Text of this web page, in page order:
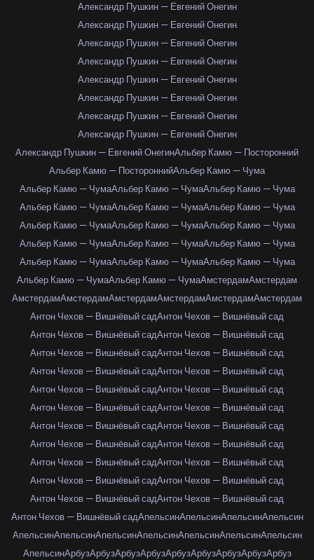
Александр Пушкин — Евгений Онегин
Александр Пушкин — Евгений Онегин
Александр Пушкин — Евгений Онегин
Александр Пушкин — Евгений Онегин
Александр Пушкин — Евгений Онегин
Александр Пушкин — Евгений Онегин
Александр Пушкин — Евгений Онегин
Александр Пушкин — Евгений Онегин
Александр Пушкин — Евгений ОнегинАльбер Камю — Посторонний
Альбер Камю — ПостороннийАльбер Камю — Чума
Альбер Камю — ЧумаАльбер Камю — ЧумаАльбер Камю — Чума
Альбер Камю — ЧумаАльбер Камю — ЧумаАльбер Камю — Чума
Альбер Камю — ЧумаАльбер Камю — ЧумаАльбер Камю — Чума
Альбер Камю — ЧумаАльбер Камю — ЧумаАльбер Камю — Чума
Альбер Камю — ЧумаАльбер Камю — ЧумаАльбер Камю — Чума
Альбер Камю — ЧумаАльбер Камю — ЧумаАмстердамАмстердам
АмстердамАмстердамАмстердамАмстердамАмстердамАмстердам
Антон Чехов — Вишнёвый садАнтон Чехов — Вишнёвый сад
Антон Чехов — Вишнёвый садАнтон Чехов — Вишнёвый сад
Антон Чехов — Вишнёвый садАнтон Чехов — Вишнёвый сад
Антон Чехов — Вишнёвый садАнтон Чехов — Вишнёвый сад
Антон Чехов — Вишнёвый садАнтон Чехов — Вишнёвый сад
Антон Чехов — Вишнёвый садАнтон Чехов — Вишнёвый сад
Антон Чехов — Вишнёвый садАнтон Чехов — Вишнёвый сад
Антон Чехов — Вишнёвый садАнтон Чехов — Вишнёвый сад
Антон Чехов — Вишнёвый садАнтон Чехов — Вишнёвый сад
Антон Чехов — Вишнёвый садАнтон Чехов — Вишнёвый сад
Антон Чехов — Вишнёвый садАнтон Чехов — Вишнёвый сад
Антон Чехов — Вишнёвый садАпельсинАпельсинАпельсинАпельсин
АпельсинАпельсинАпельсинАпельсинАпельсинАпельсинАпельсин
АпельсинАрбузАрбузАрбузАрбузАрбузАрбузАрбузАрбузАрбуз